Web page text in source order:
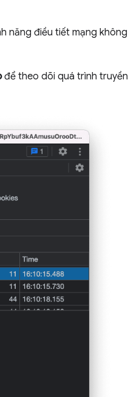
năng điều tiết mạng không
để theo dõi quá trình truyền